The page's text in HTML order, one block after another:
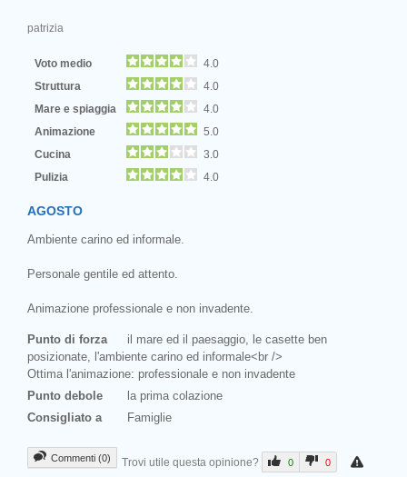
patrizia
Voto medio
4.0
Struttura
4.0
Mare e spiaggia
4.0
Animazione
5.0
Cucina
3.0
Pulizia
4.0
AGOSTO
Ambiente carino ed informale.
Personale gentile ed attento.
Animazione professionale e non invadente.
Punto di forza
il mare ed il paesaggio, le casette ben
posizionate, l'ambiente carino ed informale<br />
Ottima l'animazione: professionale e non invadente
Punto debole
la prima colazione
Consigliato a
Famiglie
Commenti (0) Trovi utile questa opinione? 0 0